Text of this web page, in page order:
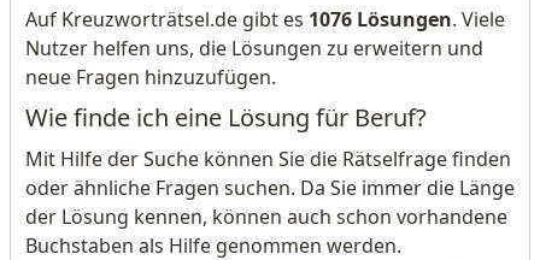
Auf Kreuzworträtsel.de gibt es 1076 Lösungen. Viele
Nutzer helfen uns, die Lösungen zu erweitern und
neue Fragen hinzuzufügen.
Wie finde ich eine Lösung für Beruf?
Mit Hilfe der Suche können Sie die Rätselfrage finden
oder ähnliche Fragen suchen. Da Sie immer die Länge
der Lösung kennen, können auch schon vorhandene
Buchstaben als Hilfe genommen werden.